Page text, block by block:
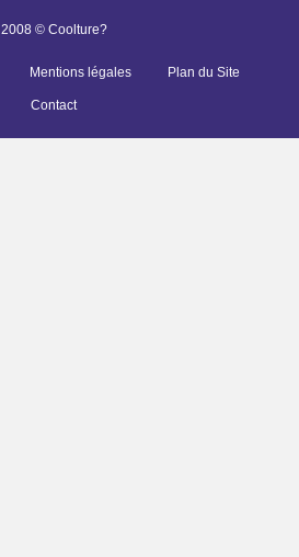
2008 © Coolture?
Mentions légales Plan du Site
Contact